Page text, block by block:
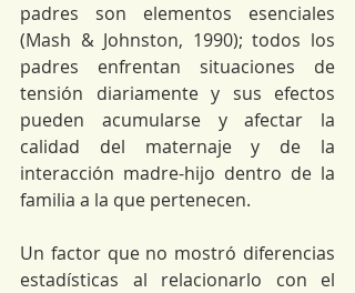
padres son elementos esenciales
(Mash & Johnston, 1990); todos los
padres enfrentan situaciones de
tensión diariamente y sus efectos
pueden acumularse y afectar la
calidad del maternaje y de la
interacción madre-hijo dentro de la
familia a la que pertenecen.
Un factor que no mostró diferencias
estadísticas al relacionarlo con el